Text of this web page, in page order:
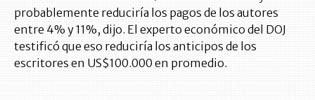
probablemente reduciría los pagos de los autores
entre 4% y 11%, dijo. El experto económico del DOJ
testificó que eso reduciría los anticipos de los
escritores en US$100.000 en promedio.